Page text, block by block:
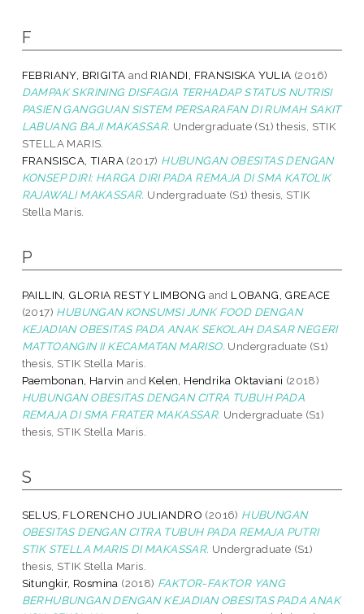
F
FEBRIANY, BRIGITA and RIANDI, FRANSISKA YULIA (2016)
DAMPAK SKRINING DISFAGIA TERHADAP STATUS NUTRISI
PASIEN GANGGUAN SISTEM PERSARAFAN DI RUMAH SAKIT
LABUANG BAJI MAKASSAR. Undergraduate (S1) thesis, STIK
STELLA MARIS.
FRANSISCA, TIARA (2017) HUBUNGAN OBESITAS DENGAN
KONSEP DIRI: HARGA DIRI PADA REMAJA DI SMA KATOLIK
RAJAWALI MAKASSAR. Undergraduate (S1) thesis, STIK
Stella Maris.
P
PAILLIN, GLORIA RESTY LIMBONG and LOBANG, GREACE
(2017) HUBUNGAN KONSUMSI JUNK FOOD DENGAN
KEJADIAN OBESITAS PADA ANAK SEKOLAH DASAR NEGERI
MATTOANGIN II KECAMATAN MARISO. Undergraduate (S1)
thesis, STIK Stella Maris.
Paembonan, Harvin and Kelen, Hendrika Oktaviani (2018)
HUBUNGAN OBESITAS DENGAN CITRA TUBUH PADA
REMAJA DI SMA FRATER MAKASSAR. Undergraduate (S1)
thesis, STIK Stella Maris.
S
SELUS, FLORENCHO JULIANDRO (2016) HUBUNGAN
OBESITAS DENGAN CITRA TUBUH PADA REMAJA PUTRI
STIK STELLA MARIS DI MAKASSAR. Undergraduate (S1)
thesis, STIK Stella Maris.
Situngkir, Rosmina (2018) FAKTOR-FAKTOR YANG
BERHUBUNGAN DENGAN KEJADIAN OBESITAS PADA ANAK